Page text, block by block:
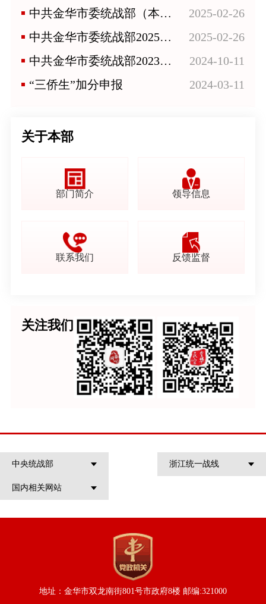
中共金华市委统战部（本级）及下属事业单位2025年单位预算
2025-02-26
中共金华市委统战部2025年部门预算
2025-02-26
中共金华市委统战部2023年度部门决算
2024-10-11
“三侨生”加分申报
2024-03-11
关于本部
部门简介 领导信息
联系我们 反馈监督
关注我们
中央统战部 浙江统一战线
国内相关网站
地址：金华市双龙南街801号市政府8楼 邮编:321000